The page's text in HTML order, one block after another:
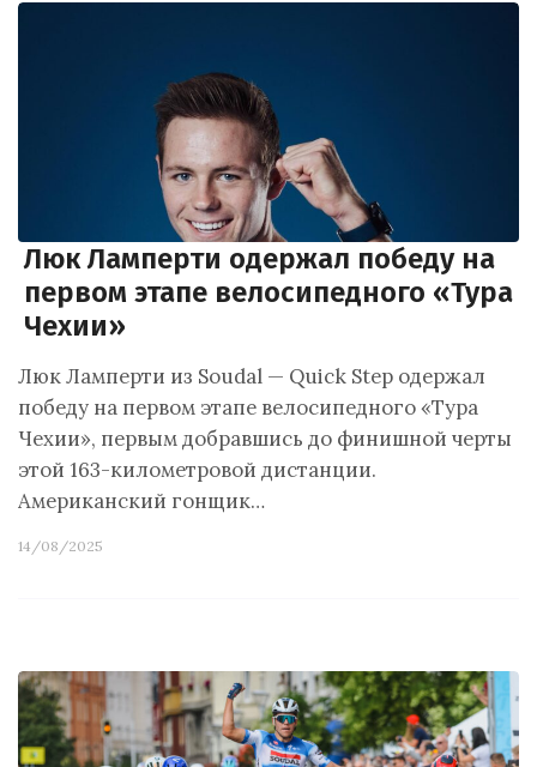
Люк Ламперти одержал победу на
первом этапе велосипедного «Тура
Чехии»
Люк Ламперти из Soudal — Quick Step одержал
победу на первом этапе велосипедного «Тура
Чехии», первым добравшись до финишной черты
этой 163-километровой дистанции.
Американский гонщик…
14/08/2025